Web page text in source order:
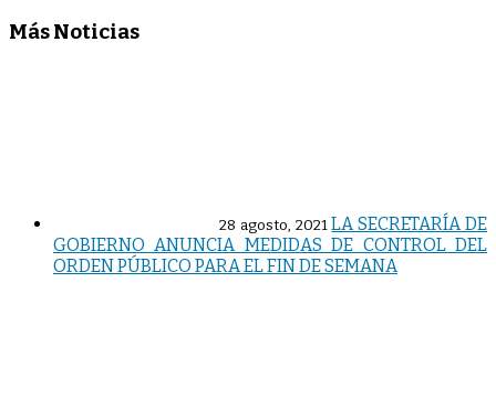
Más Noticias
28 agosto, 2021 LA SECRETARÍA DE
GOBIERNO ANUNCIA MEDIDAS DE CONTROL DEL
ORDEN PÚBLICO PARA EL FIN DE SEMANA